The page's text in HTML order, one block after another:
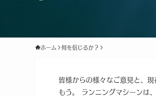
ホーム 何を信じるか？
皆様からの様々なご意見と、
もう。 ランニングマシーンは